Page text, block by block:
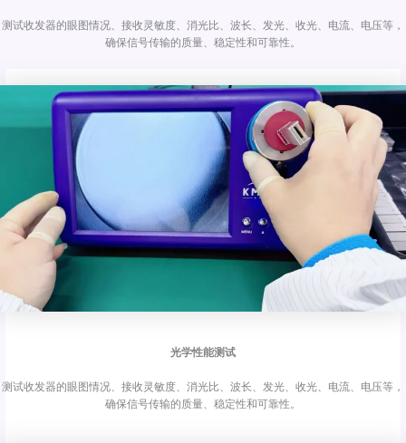
测试收发器的眼图情况、接收灵敏度、消光比、波长、发光、收光、电流、电压等，
确保信号传输的质量、稳定性和可靠性。
光学性能测试
测试收发器的眼图情况、接收灵敏度、消光比、波长、发光、收光、电流、电压等，
确保信号传输的质量、稳定性和可靠性。